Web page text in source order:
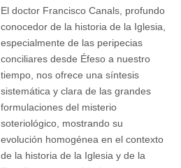
El doctor Francisco Canals, profundo
conocedor de la historia de la Iglesia,
especialmente de las peripecias
conciliares desde Éfeso a nuestro
tiempo, nos ofrece una síntesis
sistemática y clara de las grandes
formulaciones del misterio
soteriológico, mostrando su
evolución homogénea en el contexto
de la historia de la Iglesia y de la